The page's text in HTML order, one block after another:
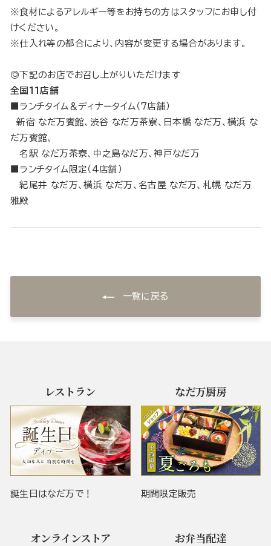
※食材によるアレルギー等をお持ちの方はスタッフにお申し付
けください。
※仕入れ等の都合により、内容が変更する場合があります。
◎下記のお店でお召し上がりいただけます
全国11店舗
■ランチタイム＆ディナータイム（7店舗）
新宿 なだ万賓館、渋谷 なだ万茶寮、日本橋 なだ万、横浜 な
だ万賓館、
名駅 なだ万茶寮、中之島なだ万、神戸なだ万
■ランチタイム限定（4店舗）
紀尾井 なだ万、横浜 なだ万、名古屋 なだ万、札幌 なだ万
雅殿
一覧に戻る
レストラン
誕生日はなだ万で！
なだ万厨房
期間限定販売
オンラインストア お弁当配達